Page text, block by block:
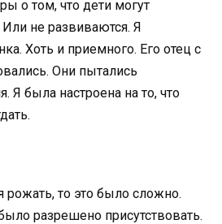
о том, что дети могут
не развиваются. Я
Хоть и приемного. Его отец с
Они пытались
Я была настроена на то, что
то это было сложно.
разрешено присутствовать.